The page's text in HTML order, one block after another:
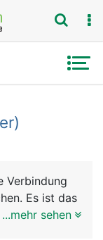
Verbindung
Es ist das
besonders
...mehr sehen